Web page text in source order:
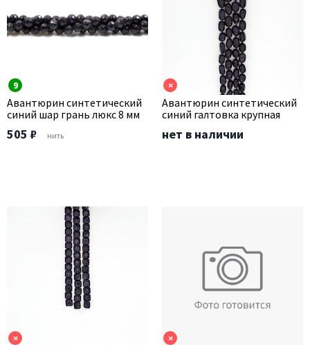
9
Авантюрин синтетический
синий шар грань люкс 8 мм
505 ₽ нить
×
Авантюрин синтетический
синий галтовка крупная
нет в наличии
× ×